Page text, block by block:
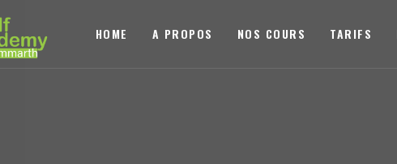
HOME A PROPOS NOS COURS TARIFS